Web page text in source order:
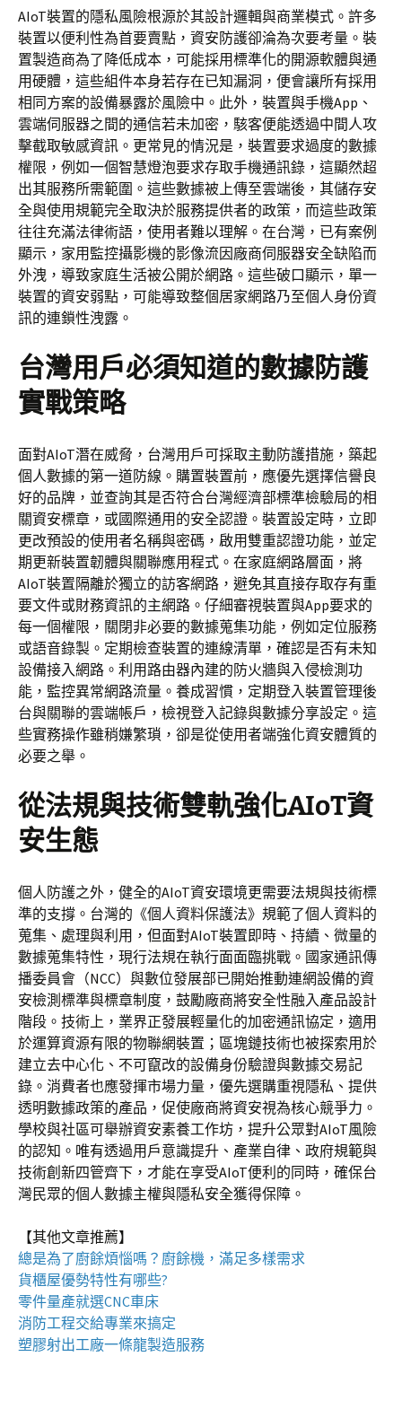
AIoT裝置的隱私風險根源於其設計邏輯與商業模式。許多
裝置以便利性為首要賣點，資安防護卻淪為次要考量。裝
置製造商為了降低成本，可能採用標準化的開源軟體與通
用硬體，這些組件本身若存在已知漏洞，便會讓所有採用
相同方案的設備暴露於風險中。此外，裝置與手機App、
雲端伺服器之間的通信若未加密，駭客便能透過中間人攻
擊截取敏感資訊。更常見的情況是，裝置要求過度的數據
權限，例如一個智慧燈泡要求存取手機通訊錄，這顯然超
出其服務所需範圍。這些數據被上傳至雲端後，其儲存安
全與使用規範完全取決於服務提供者的政策，而這些政策
往往充滿法律術語，使用者難以理解。在台灣，已有案例
顯示，家用監控攝影機的影像流因廠商伺服器安全缺陷而
外洩，導致家庭生活被公開於網路。這些破口顯示，單一
裝置的資安弱點，可能導致整個居家網路乃至個人身份資
訊的連鎖性洩露。
台灣用戶必須知道的數據防護
實戰策略
面對AIoT潛在威脅，台灣用戶可採取主動防護措施，築起
個人數據的第一道防線。購置裝置前，應優先選擇信譽良
好的品牌，並查詢其是否符合台灣經濟部標準檢驗局的相
關資安標章，或國際通用的安全認證。裝置設定時，立即
更改預設的使用者名稱與密碼，啟用雙重認證功能，並定
期更新裝置韌體與關聯應用程式。在家庭網路層面，將
AIoT裝置隔離於獨立的訪客網路，避免其直接存取存有重
要文件或財務資訊的主網路。仔細審視裝置與App要求的
每一個權限，關閉非必要的數據蒐集功能，例如定位服務
或語音錄製。定期檢查裝置的連線清單，確認是否有未知
設備接入網路。利用路由器內建的防火牆與入侵檢測功
能，監控異常網路流量。養成習慣，定期登入裝置管理後
台與關聯的雲端帳戶，檢視登入記錄與數據分享設定。這
些實務操作雖稍嫌繁瑣，卻是從使用者端強化資安體質的
必要之舉。
從法規與技術雙軌強化AIoT資
安生態
個人防護之外，健全的AIoT資安環境更需要法規與技術標
準的支撐。台灣的《個人資料保護法》規範了個人資料的
蒐集、處理與利用，但面對AIoT裝置即時、持續、微量的
數據蒐集特性，現行法規在執行面面臨挑戰。國家通訊傳
播委員會（NCC）與數位發展部已開始推動連網設備的資
安檢測標準與標章制度，鼓勵廠商將安全性融入產品設計
階段。技術上，業界正發展輕量化的加密通訊協定，適用
於運算資源有限的物聯網裝置；區塊鏈技術也被探索用於
建立去中心化、不可竄改的設備身份驗證與數據交易記
錄。消費者也應發揮市場力量，優先選購重視隱私、提供
透明數據政策的產品，促使廠商將資安視為核心競爭力。
學校與社區可舉辦資安素養工作坊，提升公眾對AIoT風險
的認知。唯有透過用戶意識提升、產業自律、政府規範與
技術創新四管齊下，才能在享受AIoT便利的同時，確保台
灣民眾的個人數據主權與隱私安全獲得保障。
【其他文章推薦】
總是為了廚餘煩惱嗎？ 廚餘機 ，滿足多樣需求
貨櫃屋優勢特性有哪些?
零件量產就選CNC車床
消防工程交給專業來搞定
塑膠射出工廠一條龍製造服務